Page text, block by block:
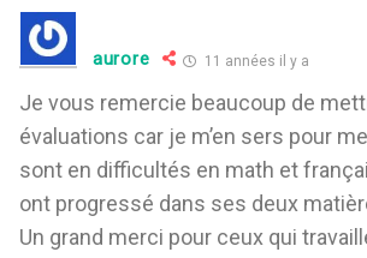
aurore 11 années il y a
Je vous remercie beaucoup de
évaluations car je m’en sers pour
sont en difficultés en math et
ont progressé dans ses deux
Un grand merci pour ceux qui